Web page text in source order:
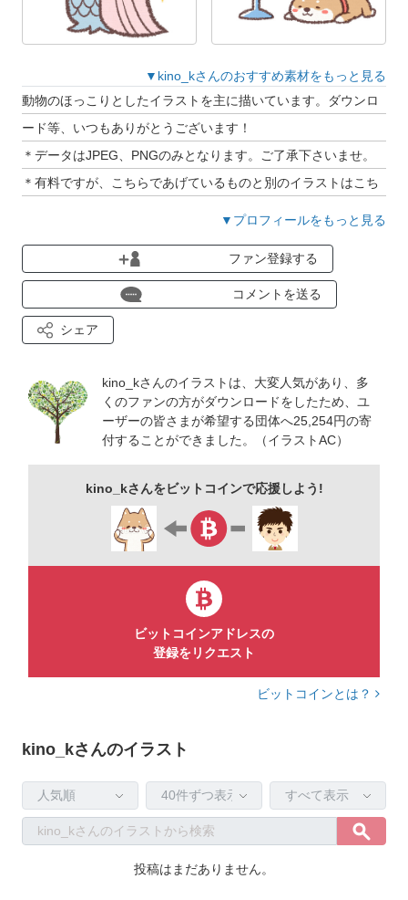
▼kino_kさんのおすすめ素材をもっと見る
動物のほっこりとしたイラストを主に描いています。ダウンロ
ード等、いつもありがとうございます！
＊データはJPEG、PNGのみとなります。ご了承下さいませ。
＊有料ですが、こちらであげているものと別のイラストはこち
わせページからご連絡ください。・・・
http://kinoouti.sakura.ne.jp/
＊素材の利用可能な範囲については以下をご確認ください。
https://blog.acworks.co.jp/2018/12/10/ban/
https://blog.acworks.co.jp/2017/11/06/ok_ng/
https://blog.acworks.co.jp/2017/02/03/photoac_terms/
【イラスト種類別】
https://goo.gl/Ljcg4u/ 黒柴犬・・・
http://u0u1.net/NEY4
◆猫・・・https://goo.gl/MJNs5s
https://goo.gl/RcWStM
https://goo.gl/aG6QwF
https://goo.gl/r18CpD
◆ウサギ・・・https://goo.gl/WA18mX
◆ネズミ・・・http://urx.space/5IDW
◆動物のアイコン・・・http://urx.red/tW8e
▼プロフィールをもっと見る
ファン登録する
コメントを送る
シェア
kino_kさんのイラストは、大変人気があり、多
くのファンの方がダウンロードをしたため、ユ
ーザーの皆さまが希望する団体へ25,254円の寄
付することができました。（イラストAC）
kino_kさんをビットコインで応援しよう!
ビットコインアドレスの
登録をリクエスト
ビットコインとは？
kino_kさんのイラスト
投稿はまだありません。